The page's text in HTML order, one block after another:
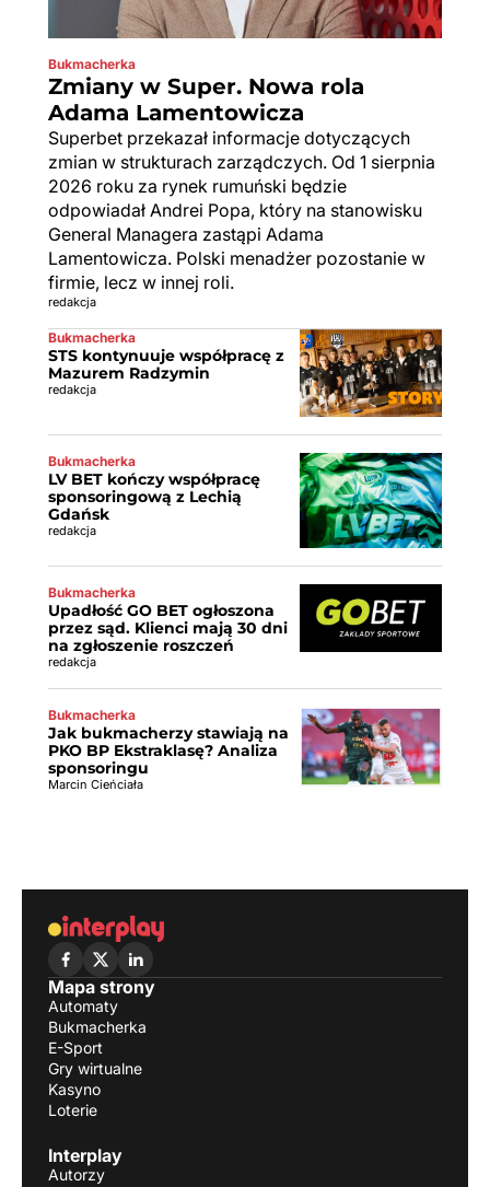
Bukmacherka
Zmiany w Super. Nowa rola
Adama Lamentowicza
Superbet przekazał informacje dotyczących
zmian w strukturach zarządczych. Od 1 sierpnia
2026 roku za rynek rumuński będzie
odpowiadał Andrei Popa, który na stanowisku
General Managera zastąpi Adama
Lamentowicza. Polski menadżer pozostanie w
firmie, lecz w innej roli.
redakcja
Bukmacherka
STS kontynuuje współpracę z
Mazurem Radzymin
redakcja
Bukmacherka
LV BET kończy współpracę
sponsoringową z Lechią
Gdańsk
redakcja
Bukmacherka
Upadłość GO BET ogłoszona
przez sąd. Klienci mają 30 dni
na zgłoszenie roszczeń
redakcja
Bukmacherka
Jak bukmacherzy stawiają na
PKO BP Ekstraklasę? Analiza
sponsoringu
Marcin Cieńciała
Mapa strony
Automaty
Bukmacherka
E-Sport
Gry wirtualne
Kasyno
Loterie
Interplay
Autorzy